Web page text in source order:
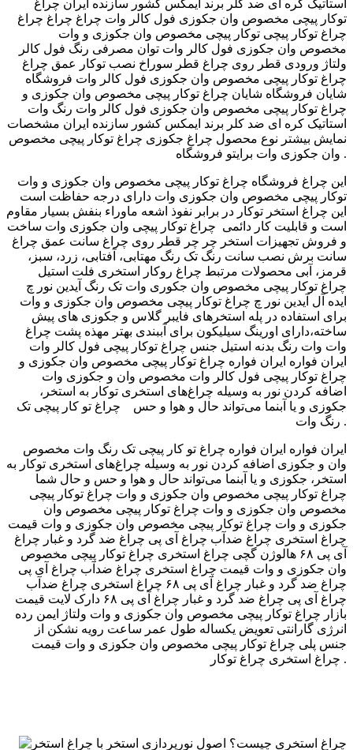
استاتیک کره ای ضد کلر برند ایمکس کشور سازنده ایران چراغ
توکار پیچی مخصوص وان جکوزی فول کالر وات چراغ چراغ ‫چراغ
توکار پیچی مخصوص وان جکوزی و وات ‬‎ چراغ توکار پیچی
مخصوص وان جکوزی فول کالر وات توان مصرفی رنگ فول کالر
ولتاژ ورودی قطر روی چراغ قطر سوراخ نصب توکار عمق چراغ
چراغ توکار پیچی مخصوص وان جکوزی فول کالر وات فروشگاه
شایان فروشگاه شایان ‫چراغ توکار پیچی مخصوص وان جکوزی و
وات ‬‎ چراغ توکار پیچی مخصوص وان جکوزی فول کالر وات رنگ
استاتیک کره ای ضد کلر برند ایمکس کشور سازنده ایران مشخصات
نمایش بیشتر نوع محصول چراغ جکوزی چراغ توکار پیچی مخصوص
وان جکوزی وات برایتو فروشگاه .
فروشگاه ‫چراغ توکار پیچی مخصوص وان جکوزی و وات ‬‎ این چراغ
توکار پیچی مخصوص وان جکوزی وات دارای درجه حفاظت است
این چراغ استخر توکار در برابر نفوذ اشعه ماوراء بنفش بسیار مقاوم
است و قابلیت کار دائمی چراغ توکار پیچی وان جکوزی وات ساخت
و فروش تجهیزات استخر چر چر قطر روی چراغ سانت عمق چراغ
سانت برش نصب سانت رنگ تک رنگ مهتابی، آفتابی، زرد، سبز،
قرمز، آبی محصولات مرتبط چراغ روکار استخری فلت استیل
چراغ توکار پیچی مخصوص وان جکوری وات تک رنگ آیدین نور چ
آیدین نور چ ‫چراغ توکار پیچی مخصوص وان جکوزی و وات ‬‎ ایده آل
برای استفاده در پله استخرهای فایبر گلاس و جکوزی های پیش
ساخته،دارای اورینگ سیلیکون برای آببندی بهتر مهذه پشت چراغ
وات وات رنگ بدنه استیل جنس چراغ توکار پیچی فول کالر وات
ایران فواره ایران فواره ‫چراغ توکار پیچی مخصوص وان جکوزی و
وات ‬‎ چراغ توکار پیچی فول کالر وات مخصوص وان و جکوزی
اضافه کردن نور به وسیله چراغ‌های استخری توکار به استخر،
جکوزی و یا آبنما می‌تواند حال و هوا و حس چراغ تو کار پیچی تک
رنگ وات .
ایران فواره ایران فواره چراغ تو کار پیچی تک رنگ وات مخصوص
وان و جکوزی اضافه کردن نور به وسیله چراغ‌های استخری توکار به
استخر، جکوزی و یا آبنما می‌تواند حال و هوا و حس و حال شما
چراغ توکار پیچی مخصوص وان جکوزی و وات چراغ توکار پیچی
مخصوص وان جکوزی و وات چراغ توکار پیچی مخصوص وان
جکوزی و وات چراغ توکار پیچی مخصوص وان جکوزی و وات قیمت
چراغ استخری چراغ ضدآب چراغ آی پی چراغ ضد گرد و غبار چراغ
آی پی ۶۸ هالوژن گچی چراغ استخری چراغ توکار پیچی مخصوص
وان جکوزی و وات قیمت چراغ استخری چراغ ضدآب چراغ آی پی
چراغ ضد گرد و غبار چراغ آی پی ۶۸ چراغ استخری چراغ ضدآب
چراغ آی پی چراغ ضد گرد و غبار چراغ آی پی ۶۸ دارک لایت قیمت
بازار چراغ توکار پیچی مخصوص وان جکوزی و وات ولتاژ ایمن رده
انرژی گارانتی تعویض یکساله طول عمر ساعت رویه نشکن از
جنس پلی چراغ توکار پیچی مخصوص وان جکوزی و وات قیمت
چراغ استخری چراغ توکار .